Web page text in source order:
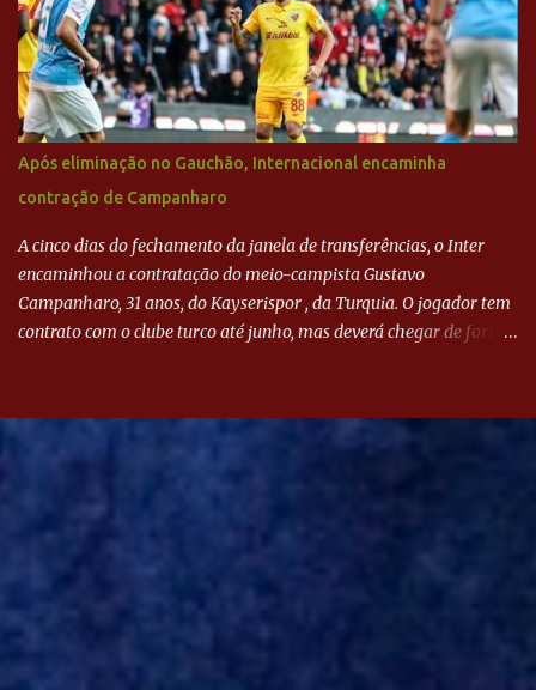
Após eliminação no Gauchão, Internacional encaminha
contração de Campanharo
A cinco dias do fechamento da janela de transferências, o Inter
encaminhou a contratação do meio-campista Gustavo
Campanharo, 31 anos, do Kayserispor , da Turquia. O jogador tem
contrato com o clube turco até junho, mas deverá chegar de forma
Evian, da França, Hellas Verona, da Itália, e Ludogorets, da
Bulgária. O último clube brasileiro foi a Chapecoense, em 2020.
concretizada, o jogador chegará ao Beira-Rio para ser mais uma
opção de Mano Menezes no setor de meio-campo. Atualmente, na